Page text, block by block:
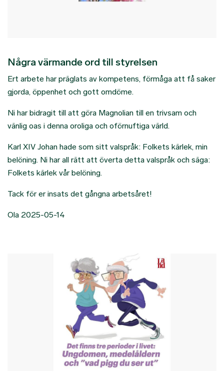
Några värmande ord till styrelsen
Ert arbete har präglats av kompetens, förmåga att få saker
gjorda, öppenhet och gott omdöme.
Ni har bidragit till att göra Magnolian till en trivsam och
vänlig oas i denna oroliga och oförnuftiga värld.
Karl XIV Johan hade som sitt valspråk: Folkets kärlek, min
belöning. Ni har all rätt att överta detta valspråk och säga:
Folkets kärlek vår belöning.
Tack för er insats det gångna arbetsåret!
Ola 2025-05-14